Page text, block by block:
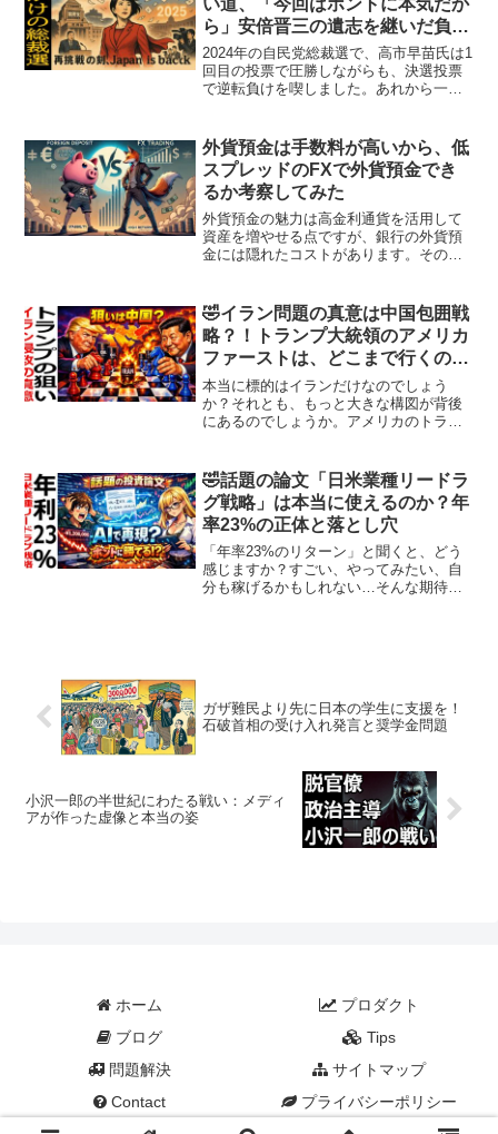
ら」安倍晋三の遺志を継いだ負け
られない戦いの記録
2024年の自民党総裁選で、高市早苗氏は1
回目の投票で圧勝しながらも、決選投票
で逆転負けを喫しました。あれから一
に本気だから。」そのような言葉で、周
囲に協力をお願いして...
外貨預金は手数料が高いから、低
スプレッドのFXで外貨預金でき
るか考察してみた
外貨預金の魅力は高金利通貨を活用して
資産を増やせる点ですが、銀行の外貨預
金には隠れたコストがあります。その一
金のような運用ができないかと考えるの
は自然な流れですよね。...
🤣イラン問題の真意は中国包囲戦
略？！トランプ大統領のアメリカ
ファーストは、どこまで行くの
か？
本当に標的はイランだけなのでしょう
か？それとも、もっと大きな構図が背後
にあるのでしょうか。アメリカのトラン
施しました。標的は軍事施設、核関連拠
点、そして指導部中枢...
🤣話題の論文「日米業種リードラ
グ戦略」は本当に使えるのか？年
率23%の正体と落とし穴
「年率23%のリターン」と聞くと、どう
感じますか？すごい、やってみたい、自
分も稼げるかもしれない…そんな期待が
ガザ難民より先に日本の学生に支援を！
石破首相の受け入れ発言と奨学金問題
小沢一郎の半世紀にわたる戦い：メディ
アが作った虚像と本当の姿
ホーム
プロダクト
ブログ
Tips
問題解決
サイトマップ
Contact
プライバシーポリシー